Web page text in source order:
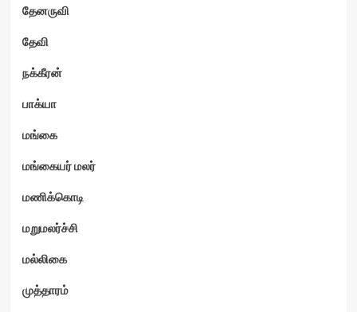
தேனருவி
தேவி
நக்கீரன்
பாக்யா
மங்கை
மங்கையர் மலர்
மணிக்கொடி
மறுமலர்ச்சி
மல்லிகை
முத்தாரம்